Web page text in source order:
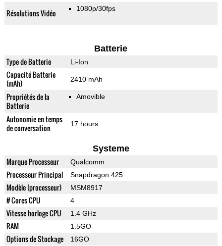
Résolutions Vidéo 1080p/30fps
Batterie
Type de Batterie Li-Ion
Capacité Batterie
(mAh)
2410 mAh
Propriétés de la
Batterie
Amovible
Autonomie en temps
de conversation
17 hours
Systeme
Marque Processeur Qualcomm
Processeur Principal Snapdragon 425
Modèle (processeur) MSM8917
# Cores CPU 4
Vitesse horloge CPU 1.4 GHz
RAM 1.5GO
Options de Stockage 16GO